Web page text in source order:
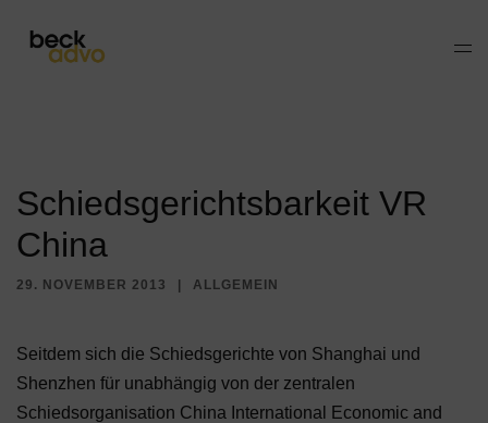
Inhalt
Schiedsgerichtsbarkeit VR
China
29. NOVEMBER 2013 ALLGEMEIN
Seitdem sich die Schiedsgerichte von Shanghai und
Shenzhen für unabhängig von der zentralen
Schiedsorganisation China International Economic and